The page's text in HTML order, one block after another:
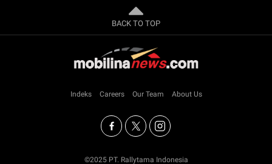
BACK TO TOP
Indeks Careers Our Team About Us
©2025 PT. Rallytama Indonesia